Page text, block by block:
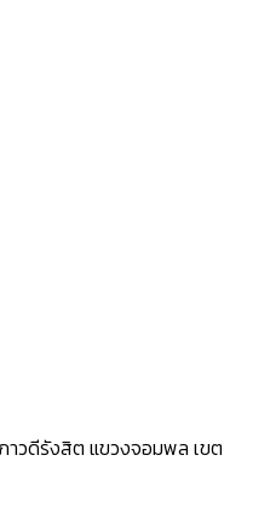
าวดีรังสิต แขวงจอมพล เขต